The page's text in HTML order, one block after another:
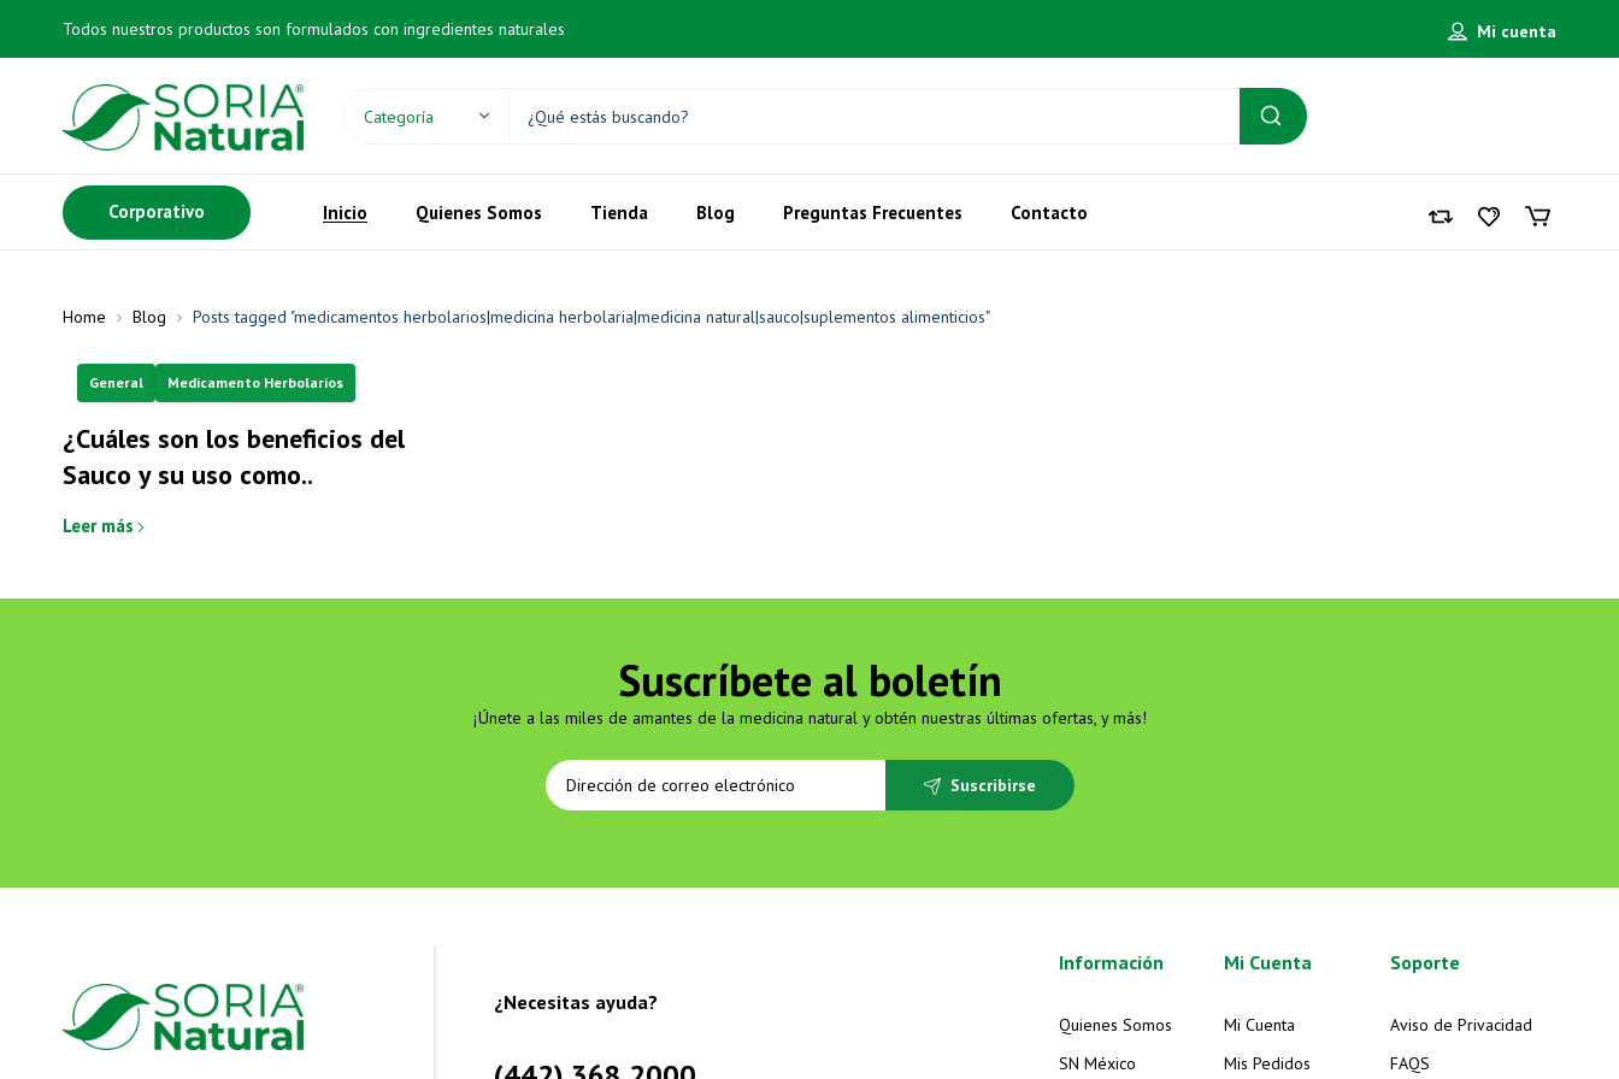
Todos nuestros productos son formulados con ingredientes naturales Mi cuenta
Corporativo Inicio Quienes Somos Tienda Blog Preguntas Frecuentes Contacto
Home Blog Posts tagged "medicamentos herbolarios|medicina herbolaria|medicina natural|sauco|suplementos alimenticios"
General Medicamento Herbolarios
¿Cuáles son los beneficios del
Sauco y su uso como..
Leer más
Suscríbete al boletín
¡Únete a las miles de amantes de la medicina natural y obtén nuestras últimas ofertas, y más!
Suscribirse
¿Necesitas ayuda?
Información
Quienes Somos
SN México
Mi Cuenta
Mi Cuenta
Mis Pedidos
Soporte
Aviso de Privacidad
FAQS